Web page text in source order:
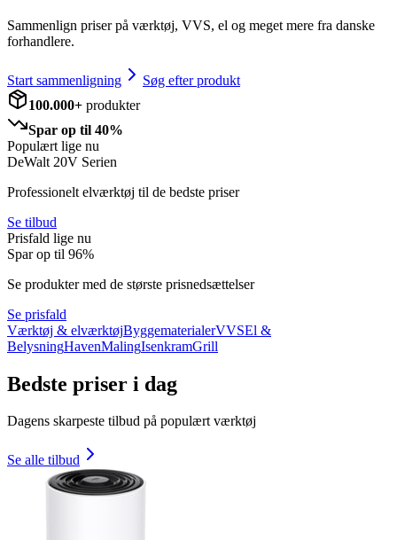
Sammenlign priser på værktøj, VVS, el og meget mere fra danske
forhandlere.
Start sammenligning
Søg efter produkt
100.000+ produkter
Spar op til 40%
Populært lige nu
DeWalt 20V Serien
Professionelt elværktøj til de bedste priser
Se tilbud
Prisfald lige nu
Spar op til 96%
Se produkter med de største prisnedsættelser
Se prisfald
Værktøj & elværktøjByggematerialerVVSEl &
BelysningHavenMalingIsenkramGrill
Bedste priser i dag
Dagens skarpeste tilbud på populært værktøj
Se alle tilbud